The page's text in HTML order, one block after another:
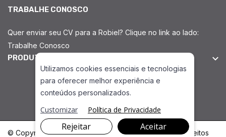
TRABALHE CONOSCO
Quer enviar seu CV para a Robiel? Clique no link ao lado:
Trabalhe Conosco
PRODUTOS INJEÇÃO DIESEL
Peças Diesel Denso HP3
© Copyright 2026. DIVIA Marketing Digital. Todos os Direitos
Utilizamos cookies essenciais e tecnologias
para oferecer melhor experiência e
conteúdos personalizados.
Customizar Política de Privacidade
Rejeitar Aceitar